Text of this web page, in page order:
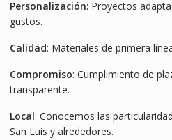
Personalización: Proyectos
gustos.
Calidad: Materiales de primera
Compromiso: Cumplimiento de
transparente.
Local: Conocemos las
San Luis y alrededores.